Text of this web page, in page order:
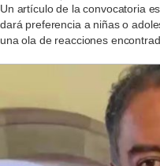
Un artículo de la convocatoria
dará preferencia a niñas o
una ola de reacciones